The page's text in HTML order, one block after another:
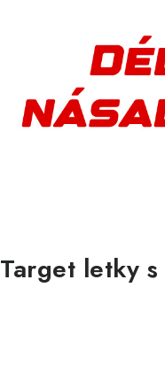
Target letky